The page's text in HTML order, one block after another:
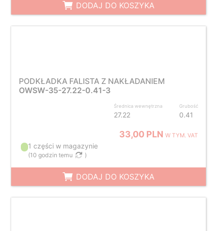
DODAJ DO KOSZYKA
PODKŁADKA FALISTA Z NAKŁADANIEM
OWSW-35-27.22-0.41-3
Średnica wewnętrzna
27.22
Grubość
0.41
33,00 PLNW TYM. VAT
1 części w magazynie
(10 godzin temu )
DODAJ DO KOSZYKA